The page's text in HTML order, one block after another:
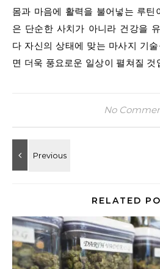
몸과 마음에 활력을 불어넣는 루
은 단순한 사치가 아니라 건강을
다 자신의 상태에 맞는 마사지 기
면 더욱 풍요로운 일상이 펼쳐질 것
No
RELATED